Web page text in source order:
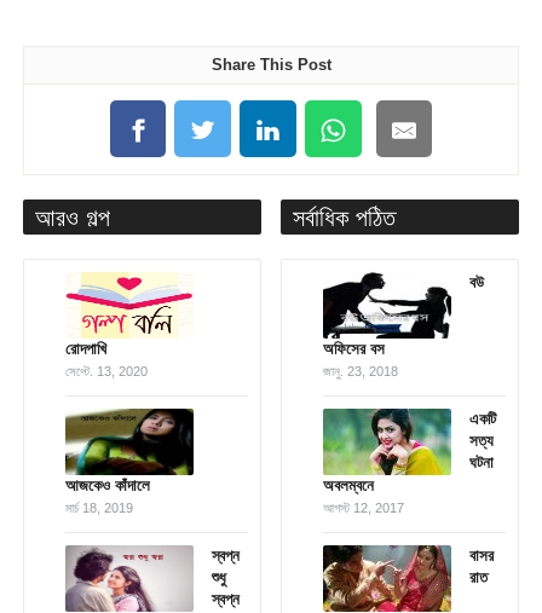
Share This Post
আরও গল্প
রোদপাখি
সেপ্টে. 13, 2020
আজকেও কাঁদালে
মার্চ 18, 2019
স্বপ্ন
শুধু
স্বপ্ন
সর্বাধিক পঠিত
বউ
অফিসের বস
জানু. 23, 2018
একটি
সত্য
ঘটনা
অবলম্বনে
আগস্ট 12, 2017
বাসর
রাত